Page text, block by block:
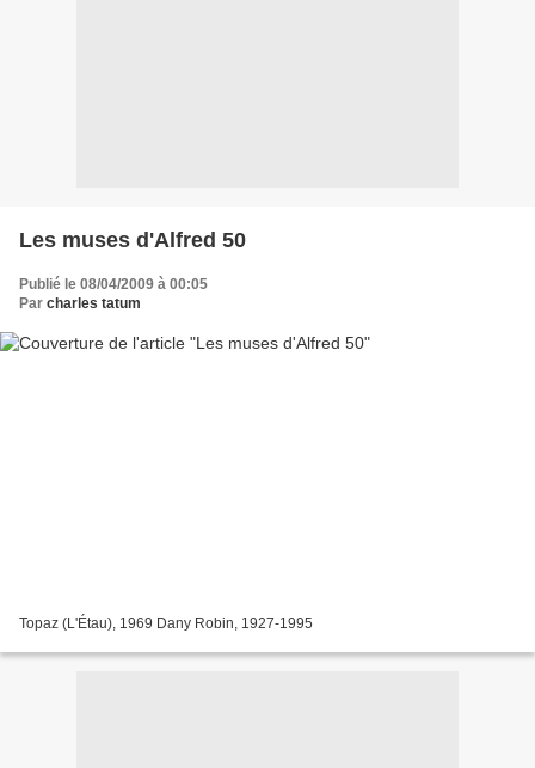
Les muses d'Alfred 50
Publié le 08/04/2009 à 00:05
Par charles tatum
Topaz (L'Étau), 1969 Dany Robin, 1927-1995